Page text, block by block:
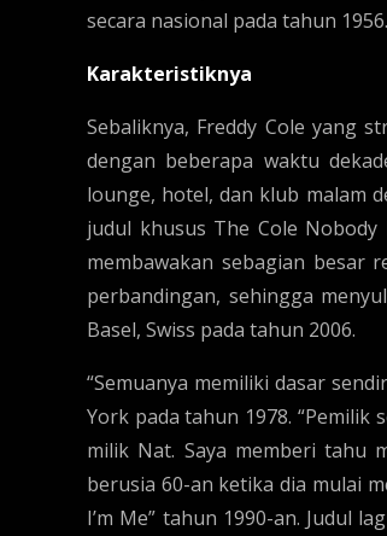
secara nasional pada tahun 1956.
Karakteristiknya
Sebaliknya, Freddy Cole yang
dengan beberapa waktu
lounge, hotel, dan klub malam
judul khusus The Cole
membawakan sebagian besar
perbandingan, sehingga
Basel, Swiss pada tahun 2006.
“Semuanya memiliki dasar
York pada tahun 1978.
milik Nat. Saya memberi tahu
berusia 60-an ketika dia mulai
I’m Me” tahun 1990-an. Judul